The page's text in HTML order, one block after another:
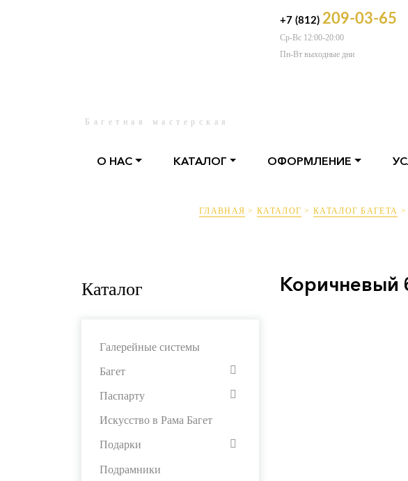
Багетная мастерская
+7 (812) 209-03-65
Ср-Вс 12:00-20:00
Пн-Вт выходные дни
О НАС КАТАЛОГ ОФОРМЛЕНИЕ
ГЛАВНАЯ >КАТАЛОГ >КАТАЛОГ БАГЕТА
Каталог
Галерейные системы
Багет
Паспарту
Искусство в Рама Багет
Подарки
Подрамники
Коричневый